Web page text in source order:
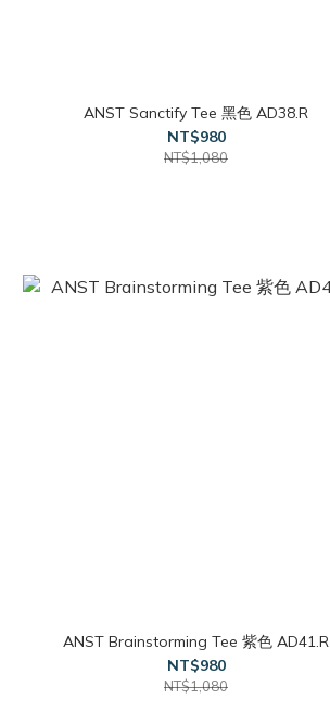
ANST Sanctify Tee 黑色 AD38.R
NT$980
NT$1,080
ANST Brainstorming Tee 紫色 AD41.R
NT$980
NT$1,080